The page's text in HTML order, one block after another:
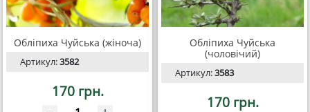
Обліпиха Чуйська (жіноча)
Артикул:3582
170 грн.
Обліпиха Чуйська
(чоловічий)
Артикул:3583
170 грн.